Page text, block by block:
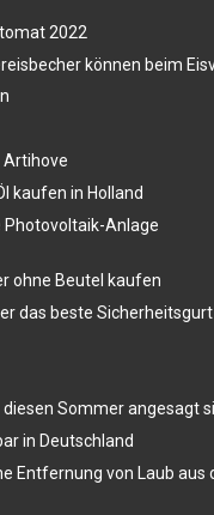
2022
können beim
Artihove
kaufen in Holland
Anlage
ohne Beutel kaufen
das beste
Sommer angesagt
in Deutschland
Entfernung von Laub aus